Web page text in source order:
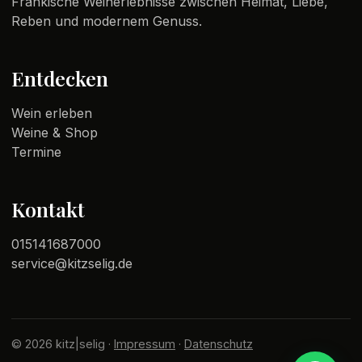
Reben und modernem Genuss.
Entdecken
Wein erleben
Weine & Shop
Termine
Kontakt
015141687000
service@kitzselig.de
© 2026 kitz|selig · Impressum · Datenschutz